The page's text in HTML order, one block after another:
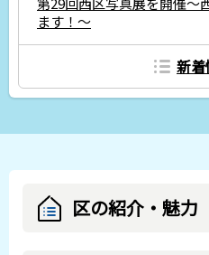
ます！〜
新
区の紹介・魅力